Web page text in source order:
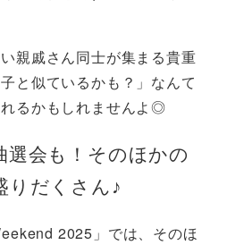
親戚さん同士が集まる貴重
と似ているかも？」なんて
るかもしれませんよ◎
選会も！そのほかの
りだくさん♪
2025」では、そのほ